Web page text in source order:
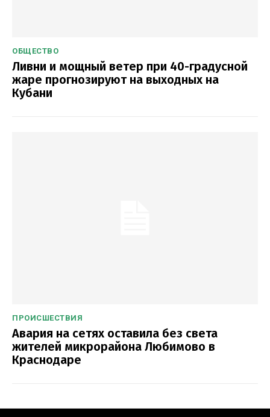
ОБЩЕСТВО
Ливни и мощный ветер при 40-градусной
жаре прогнозируют на выходных на
Кубани
ПРОИСШЕСТВИЯ
Авария на сетях оставила без света
жителей микрорайона Любимово в
Краснодаре